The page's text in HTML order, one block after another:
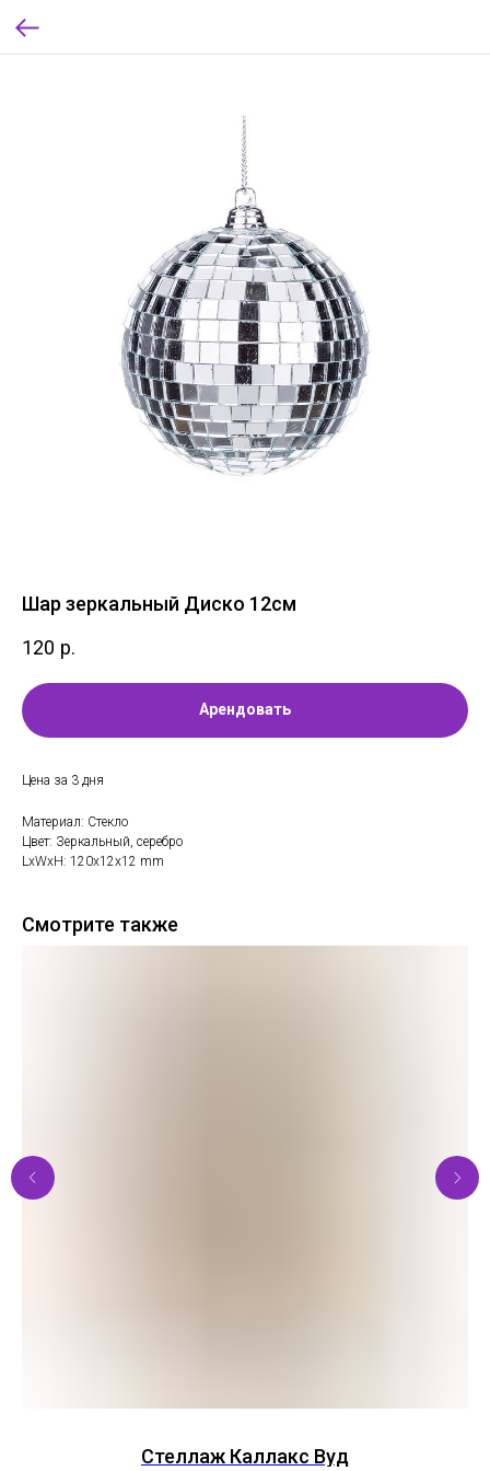
Шар зеркальный Диско 12см
120 р.
Арендовать
Цена за 3 дня
Материал: Стекло
Цвет: Зеркальный, серебро
LxWxH: 120x12x12 mm
Смотрите также
Стеллаж Каллакс Вуд